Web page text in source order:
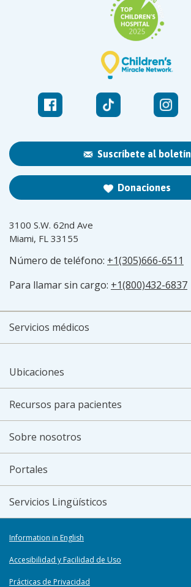
Suscríbete al boletín
Donaciones
3100 S.W. 62nd Ave
Miami, FL 33155
Número de teléfono: +1(305)666-6511
Para llamar sin cargo: +1(800)432-6837
Servicios médicos
Ubicaciones
Recursos para pacientes
Sobre nosotros
Portales
Servicios Lingüísticos
Information in English
Accesibilidad y Facilidad de Uso
Prácticas de Privacidad